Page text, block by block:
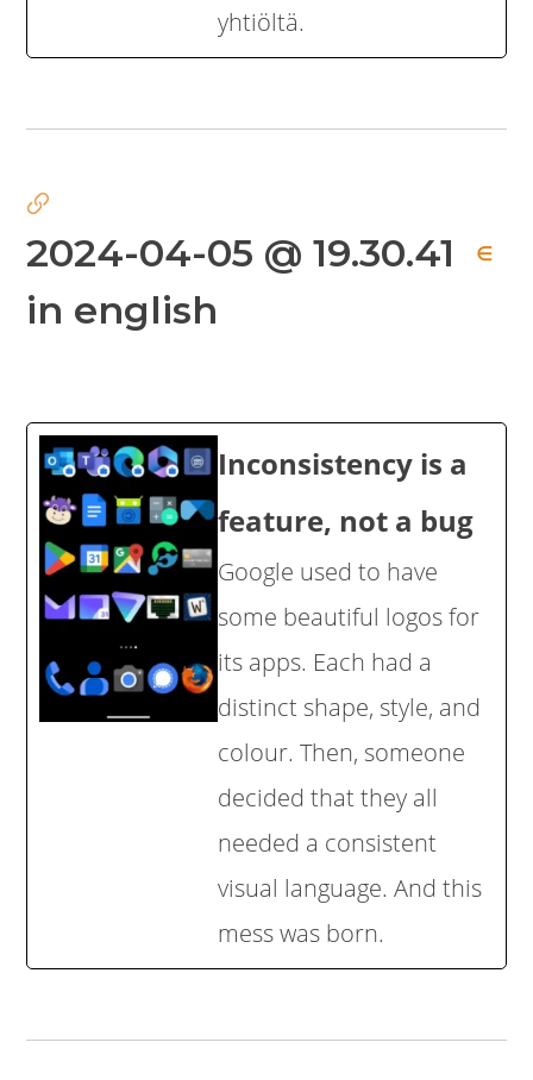
yhtiöltä.
2024-04-05 @ 19.30.41 ∈
in english
Inconsistency is a
feature, not a bug
Google used to have
some beautiful logos for
its apps. Each had a
distinct shape, style, and
colour. Then, someone
decided that they all
needed a consistent
visual language. And this
mess was born.